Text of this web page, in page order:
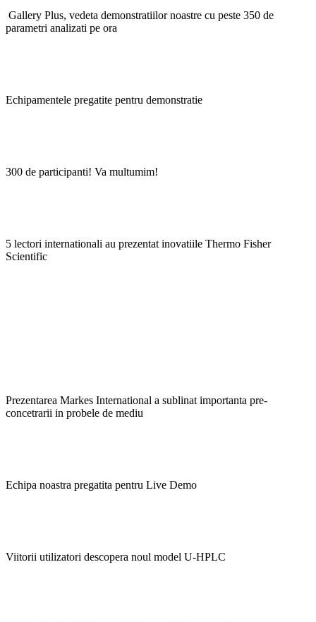
Gallery Plus, vedeta demonstratiilor noastre cu peste 350 de
parametri analizati pe ora
Echipamentele pregatite pentru demonstratie
300 de participanti! Va multumim!
5 lectori internationali au prezentat inovatiile Thermo Fisher
Scientific
Prezentarea Markes International a sublinat importanta pre-
concetrarii in probele de mediu
Echipa noastra pregatita pentru Live Demo
Viitorii utilizatori descopera noul model U-HPLC